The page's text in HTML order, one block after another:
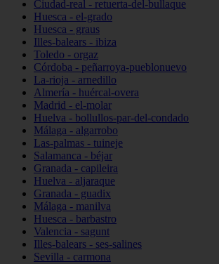
Ciudad-real - retuerta-del-bullaque
Huesca - el-grado
Huesca - graus
Illes-balears - ibiza
Toledo - orgaz
Córdoba - peñarroya-pueblonuevo
La-rioja - arnedillo
Almería - huércal-overa
Madrid - el-molar
Huelva - bollullos-par-del-condado
Málaga - algarrobo
Las-palmas - tuineje
Salamanca - béjar
Granada - capileira
Huelva - aljaraque
Granada - guadix
Málaga - manilva
Huesca - barbastro
Valencia - sagunt
Illes-balears - ses-salines
Sevilla - carmona